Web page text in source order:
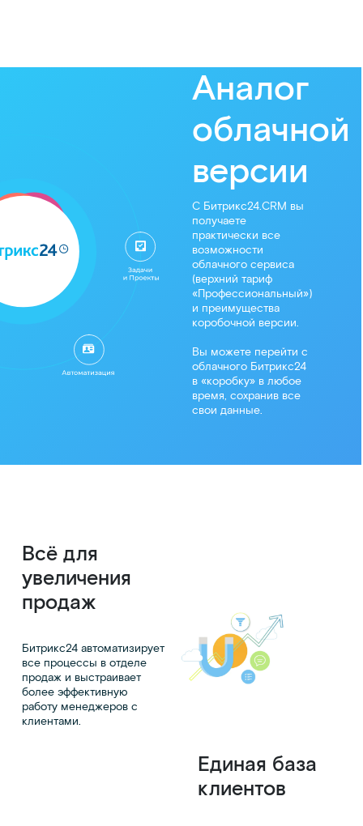
Аналог
облачной
версии
С Битрикс24.CRM вы
получаете
практически все
возможности
облачного сервиса
(верхний тариф
«Профессиональный»)
и преимущества
коробочной версии.
Вы можете перейти с
облачного Битрикс24
в «коробку» в любое
время, сохранив все
свои данные.
Всё для
увеличения
продаж
Битрикс24 автоматизирует
все процессы в отделе
продаж и выстраивает
более эффективную
работу менеджеров с
клиентами.
Единая база
клиентов